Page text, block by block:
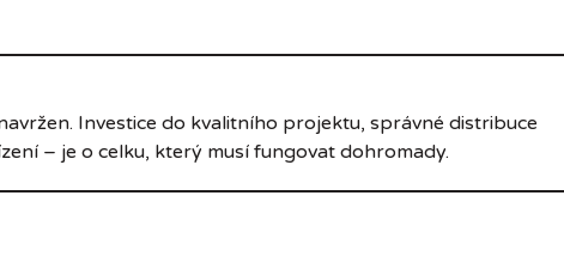
Investice do kvalitního projektu, správné distribuce
– je o celku, který musí fungovat dohromady.